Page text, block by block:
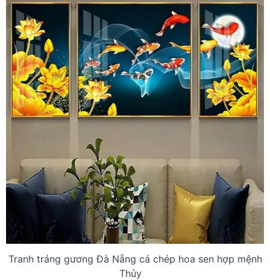
Tranh tráng gương Đà Nẵng cá chép hoa sen hợp mệnh
Thủy